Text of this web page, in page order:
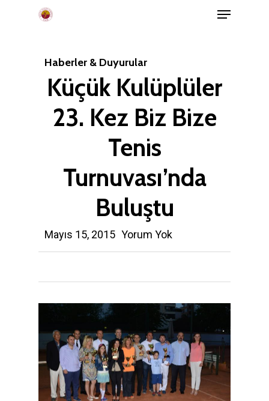
Menu
Haberler & Duyurular
Küçük Kulüplüler
23. Kez Biz Bize
Tenis
Turnuvası’nda
Buluştu
Mayıs 15, 2015 Yorum Yok